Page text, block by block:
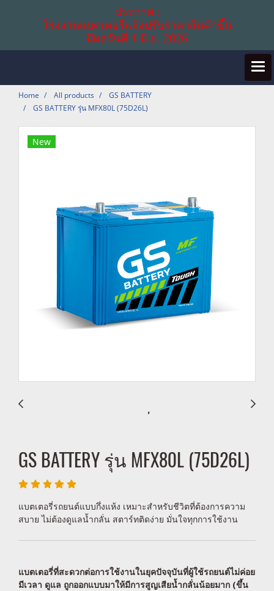
ประกาศ :
โรงงานแบตเตอรี่แจ้งปรับราคาสินค้าขึ้น
มีผลวันที่ 1 มิ.ย. 2026
Home All products
GS BATTERY
GS BATTERY รุ่น MFX80L (75D26L)
New
GS BATTERY รุ่น MFX80L (75D26L)
แบตเตอรี่รถยนต์แบบกึ่งแห้ง เหมาะสำหรับชีวิตที่ต้องการความ
สบาย ไม่ต้องดูแลน้ำกลั่น สตาร์ทติดง่าย มั่นใจทุกการใช้งาน
แบตเตอรี่ที่สะดวกต่อการใช้งานในยุคปัจจุบันที่ผู้ใช้รถยนต์ไม่ค่อย
มีเวลา ดูแล ถูกออกแบบมาให้มีการสูญเสียน้ำกลั่นน้อยมาก (ขึ้น